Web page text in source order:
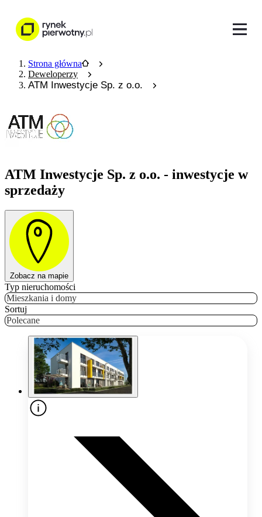
Strona główna
Deweloperzy
ATM Inwestycje Sp. z o.o.
ATM Inwestycje Sp. z o.o. - inwestycje w
sprzedaży
Zobacz na mapie
Typ nieruchomości
Mieszkania i domy
Sortuj
Polecane